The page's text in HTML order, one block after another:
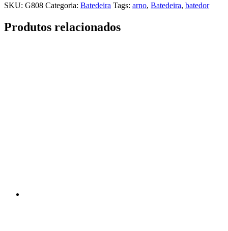
SKU: G808 Categoria: Batedeira Tags: arno, Batedeira, batedor
Produtos relacionados